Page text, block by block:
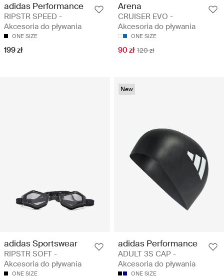
adidas Performance
RIPSTR SPEED -
Akcesoria do pływania
ONE SIZE
199 zł
Arena
CRUISER EVO -
Akcesoria do pływania
ONE SIZE
90 zł 120 zł
adidas Sportswear
RIPSTR SOFT -
Akcesoria do pływania
ONE SIZE
New
adidas Performance
ADULT 3S CAP -
Akcesoria do pływania
ONE SIZE